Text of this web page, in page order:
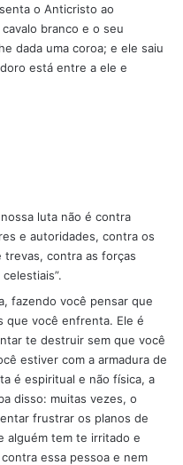
o Anticristo ao
branco e o seu
dada uma coroa; e ele saiu
está entre a ele e
luta não é contra
e autoridades, contra os
contra as forças
fazendo você pensar que
que você enfrenta. Ele é
te destruir sem que você
estiver com a armadura de
é espiritual e não física, a
disso: muitas vezes, o
frustrar os planos de
alguém tem te irritado e
essa pessoa e nem